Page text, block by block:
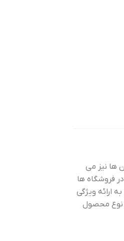
ها نیز می
فروشگاه ها
ارائه ویژگی
نوع محصول